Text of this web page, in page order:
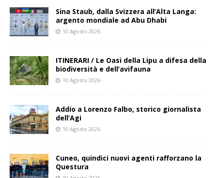
Sina Staub, dalla Svizzera all’Alta Langa:
argento mondiale ad Abu Dhabi
10 Agosto 2026
ITINERARI / Le Oasi della Lipu a difesa della
biodiversità e dell’avifauna
10 Agosto 2026
Addio a Lorenzo Falbo, storico giornalista
dell’Agi
10 Agosto 2026
Cuneo, quindici nuovi agenti rafforzano la
Questura